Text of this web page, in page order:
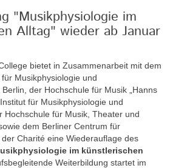
"Musikphysiologie im
Alltag" wieder ab Januar
bietet in Zusammenarbeit mit dem
Musikphysiologie und
der Hochschule für Musik „Hanns
für Musikphysiologie und
Hochschule für Musik, Theater und
dem Berliner Centrum für
Charité eine Wiederauflage des
im künstlerischen
Weiterbildung startet im